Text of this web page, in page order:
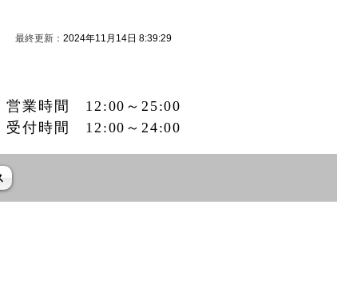
最終更新： 2024年11月14日 8:39:29
営業時間 12:00～25:00
受付時間 12:00～24:00